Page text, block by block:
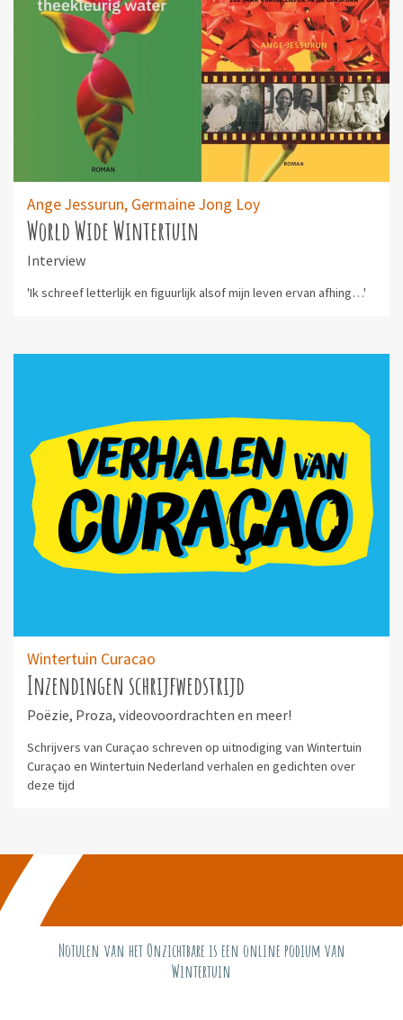
Ange Jessurun, Germaine Jong Loy
World Wide Wintertuin
Interview
'Ik schreef letterlijk en figuurlijk alsof mijn leven ervan afhing…'
Wintertuin Curacao
Inzendingen schrijfwedstrijd
Poëzie, Proza, videovoordrachten en meer!
Schrijvers van Curaçao schreven op uitnodiging van Wintertuin
Curaçao en Wintertuin Nederland verhalen en gedichten over
deze tijd
Notulen van het Onzichtbare is een online podium van
Wintertuin